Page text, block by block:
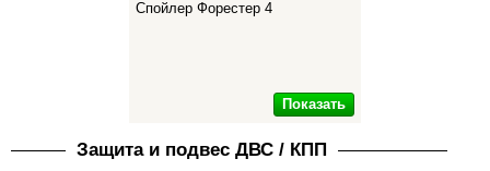
Спойлер Форестер 4
Показать
Защита и подвес ДВС / КПП